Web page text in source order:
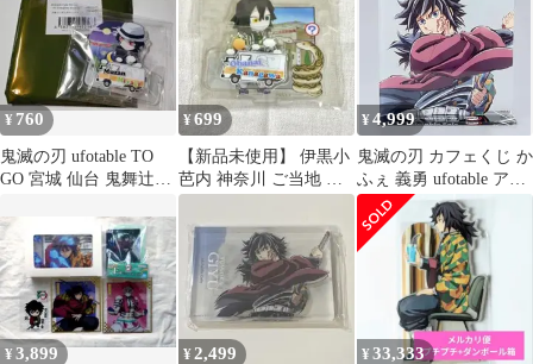
¥ 760
鬼滅の刃 ufotable TO
GO 宮城 仙台 鬼舞辻無
¥699
【新品未使用】 伊黒小
芭内 神奈川 ご当地 ア
クリルスタンド アクス
タ 鬼滅の刃
¥4,999
鬼滅の刃 カフェくじ か
ふぇ 義勇 ufotable アク
リルスタンド アクスタ
¥3,899 ¥2,499 ¥33,333